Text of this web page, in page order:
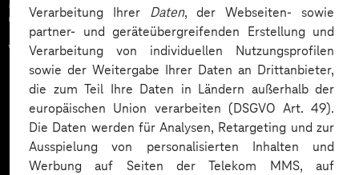
Verarbeitung Ihrer Daten, der Webseiten- sowie
partner- und geräteübergreifenden Erstellung und
Verarbeitung von individuellen Nutzungsprofilen
sowie der Weitergabe Ihrer Daten an Drittanbieter,
die zum Teil Ihre Daten in Ländern außerhalb der
europäischen Union verarbeiten (DSGVO Art. 49).
Die Daten werden für Analysen, Retargeting und zur
Ausspielung von personalisierten Inhalten und
Werbung auf Seiten der Telekom MMS, auf
Zahlreiche Unternehmen
vertrauen auf unsere
Expertise. Hier eine Auswahl: